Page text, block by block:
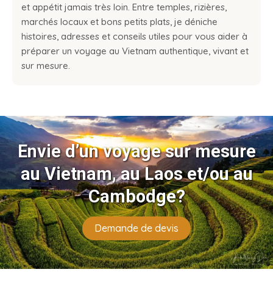
et appétit jamais très loin. Entre temples, rizières,
marchés locaux et bons petits plats, je déniche
histoires, adresses et conseils utiles pour vous aider à
préparer un voyage au Vietnam authentique, vivant et
sur mesure.
Envie d’un voyage sur mesure
au Vietnam, au Laos et/ou au
Cambodge?
Demande de devis